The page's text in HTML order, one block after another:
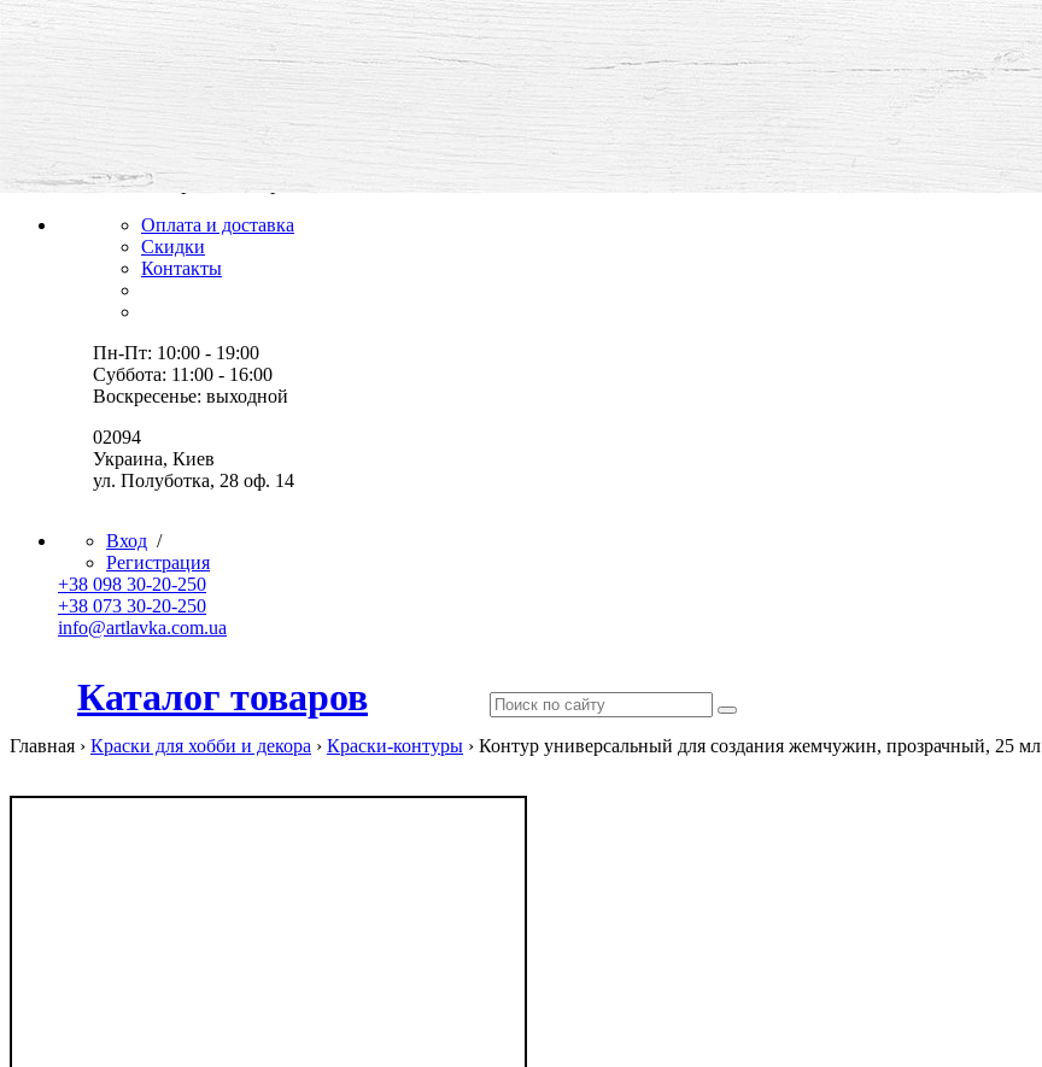
все для творчества и хобби,
товары, мастер-классы, идеи
Оплата и доставка
Скидки
Контакты
Пн-Пт: 10:00 - 19:00
Суббота: 11:00 - 16:00
Воскресенье: выходной
02094
Украина, Киев
ул. Полуботка, 28 оф. 14
Вход /
Регистрация
+38 098 30-20-250
+38 073 30-20-250
info@artlavka.com.ua
Каталог товаров
Главная › Краски для хобби и декора › Краски-контуры › Контур универсальный для создания жемчужин, прозрачный, 25 мл